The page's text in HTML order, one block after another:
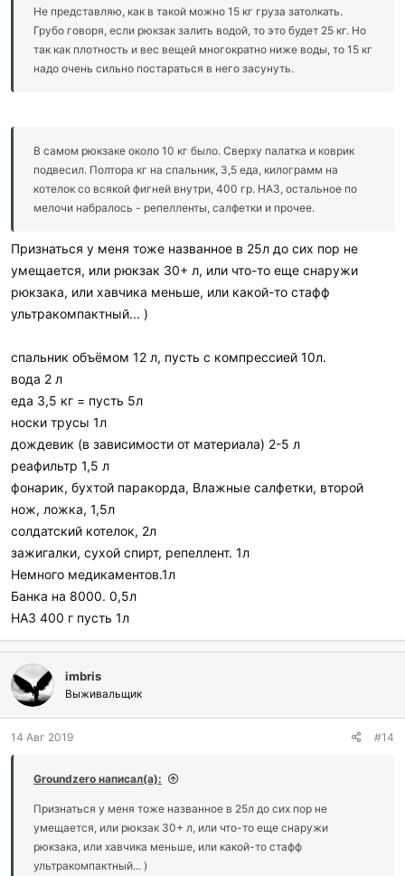
Не представляю, как в такой можно 15 кг груза затолкать.
Грубо говоря, если рюкзак залить водой, то это будет 25 кг. Но
так как плотность и вес вещей многократно ниже воды, то 15 кг
надо очень сильно постараться в него засунуть.
В самом рюкзаке около 10 кг было. Сверху палатка и коврик
подвесил. Полтора кг на спальник, 3,5 еда, килограмм на
котелок со всякой фигней внутри, 400 гр. НАЗ, остальное по
мелочи набралось - репелленты, салфетки и прочее.
Признаться у меня тоже названное в 25л до сих пор не
умещается, или рюкзак 30+ л, или что-то еще снаружи
рюкзака, или хавчика меньше, или какой-то стафф
ультракомпактный... )
спальник объёмом 12 л, пусть с компрессией 10л.
вода 2 л
еда 3,5 кг = пусть 5л
носки трусы 1л
дождевик (в зависимости от материала) 2-5 л
реафильтр 1,5 л
фонарик, бухтой паракорда, Влажные салфетки, второй
нож, ложка, 1,5л
солдатский котелок, 2л
зажигалки, сухой спирт, репеллент. 1л
Немного медикаментов.1л
Банка на 8000. 0,5л
НАЗ 400 г пусть 1л
imbris
Выживальщик
14 Авг 2019 #14
Groundzero написал(а):
Признаться у меня тоже названное в 25л до сих пор не
умещается, или рюкзак 30+ л, или что-то еще снаружи
рюкзака, или хавчика меньше, или какой-то стафф
ультракомпактный... )